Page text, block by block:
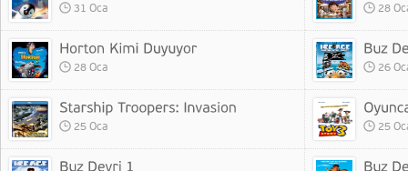
31 Oca 28
28 Oca 26
25 Oca 25